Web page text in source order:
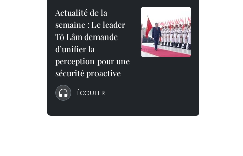
Actualité de la
semaine : Le leader
Tô Lâm demande
d’unifier la
perception pour une
sécurité proactive
ÉCOUTER